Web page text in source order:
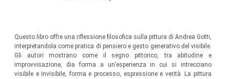
Questo libro offre una riflessione filosofica sulla pittura di Andrea Gotti,
interpretandola come pratica di pensiero e gesto generativo del visibile.
Gli autori mostrano come il segno pittorico, tra abitudine e
improvvisazione, dia forma a un’esperienza in cui si intrecciano
visibile e invisibile, forma e processo, espressione e verità. La pittura